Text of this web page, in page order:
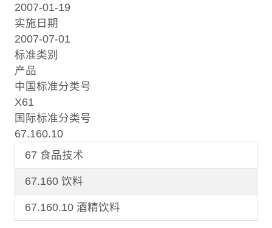
2007-01-19
实施日期
2007-07-01
标准类别
产品
中国标准分类号
X61
国际标准分类号
67.160.10
67 食品技术
67.160 饮料
67.160.10 酒精饮料